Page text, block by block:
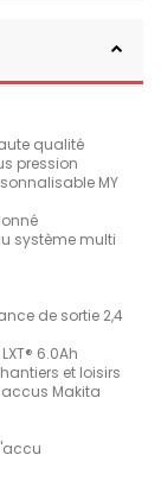
qualité
pression
MY
système multi
de sortie 2,4
6.0Ah
et loisirs
Makita